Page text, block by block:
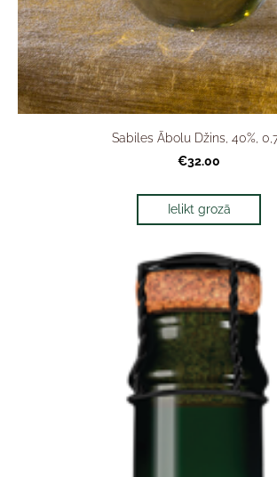
Sabiles Ābolu Džins, 40%,
€32.00
Ielikt grozā